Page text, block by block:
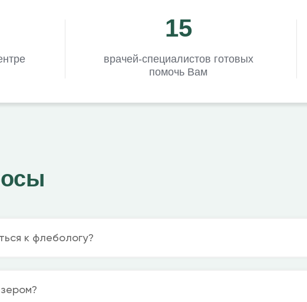
15
врачей-специалистов готовых
помочь Вам
к флебологу?